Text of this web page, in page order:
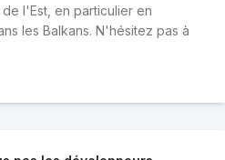
l'Est, en particulier en
les Balkans. N'hésitez pas à